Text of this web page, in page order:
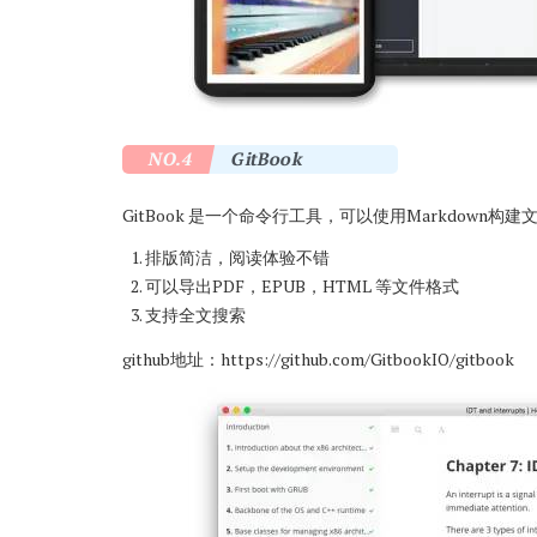
NO.4 GitBook
GitBook 是一个命令行工具，可以使用Markdown构建
排版简洁，阅读体验不错
可以导出PDF，EPUB，HTML 等文件格式
支持全文搜索
github地址： https://github.com/GitbookIO/gitbook